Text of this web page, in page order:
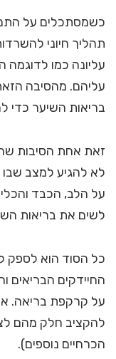
כשמסתכלים על
תהליך חיוני
עליונה כמו
עליהם. מהסיבה
בריאות השיער כדי
זאת אחת הסיבות
לא להגיע למצב שבו
על הלב, הכבד
לשים את בריאות
כל הסוד הוא לספק
החיידקים הבריאים
על קרקפת בריאה.
להקציב חלק מהם
הכרחיים נוספים).